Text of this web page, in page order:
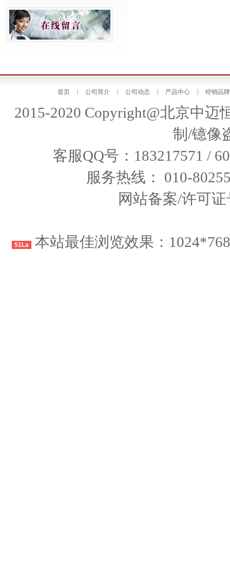
首页 公司简介 公司动态 产品中心 经销品牌
2015-2020 Copyright@北京中
制/镱像
客服QQ号：183217571 /
服务热线： 010-
网站备案/许可
51La 本站最佳浏览效果：